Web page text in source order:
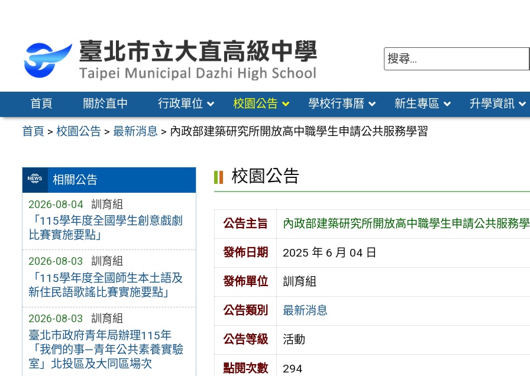
區
首頁 關於直中 行政單位 校園公告 學校行事曆 新生專區 升學資訊
首頁 >校園公告 > 最新消息 > 內政部建築研究所開放高中職學生申請公共服務學習
相關公告
2026-08-04 訓育組
「115學年度全國學生創意戲劇
比賽實施要點」
2026-08-03 訓育組
「115學年度全國師生本土語及
新住民語歌謠比賽實施要點」
2026-08-03 訓育組
臺北市政府青年局辦理115年
「我們的事—青年公共素養實驗
室」北投區及大同區場次
校園公告
公告主旨 內政部建築研究所開放高中職學生申請公共服務
發佈日期 2025 年 6 月 04 日
發佈單位 訓育組
公告類別 最新消息
公告等級 活動
點閱次數 294